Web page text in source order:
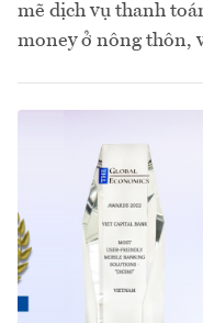
mẽ dịch vụ thanh
money ở nông thôn,